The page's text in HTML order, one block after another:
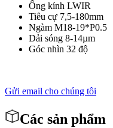
Ống kính LWIR
Tiêu cự 7,5-180mm
Ngàm M18-19*P0.5
Dải sóng 8-14µm
Góc nhìn 32 độ
Gửi email cho chúng tôi
Các sản phẩm